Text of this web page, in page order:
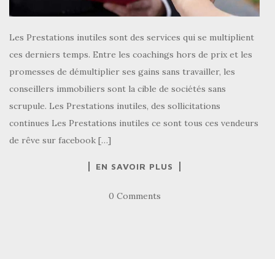
Les Prestations inutiles sont des services qui se multiplient
ces derniers temps. Entre les coachings hors de prix et les
promesses de démultiplier ses gains sans travailler, les
conseillers immobiliers sont la cible de sociétés sans
scrupule. Les Prestations inutiles, des sollicitations
continues Les Prestations inutiles ce sont tous ces vendeurs
de rêve sur facebook […]
EN SAVOIR PLUS
0 Comments